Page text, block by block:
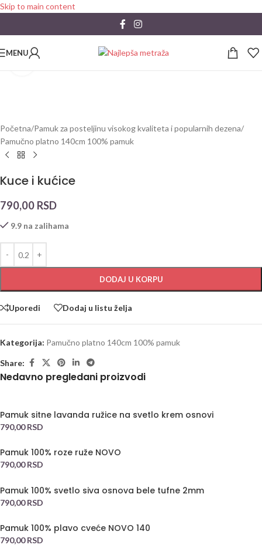
Skip to main content
MENU
Nedavno pregledani proizvodi
Pamuk sitne lavanda ružice na svetlo krem osnovi
790,00RSD
Pamuk 100% roze ruže NOVO
790,00RSD
Pamuk 100% svetlo siva osnova bele tufne 2mm
790,00RSD
Pamuk 100% plavo cveće NOVO 140
790,00RSD
Početna/Pamuk za posteljinu visokog kvaliteta i popularnih dezena/
Pamučno platno 140cm 100% pamuk
Kuce i kućice
790,00 RSD
9.9 na zalihama
DODAJ U KORPU
Uporedi Dodaj u listu želja
Kategorija: Pamučno platno 140cm 100% pamuk
Share: